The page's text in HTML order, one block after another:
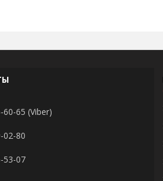
60-65 (Viber)
02-80
53-07